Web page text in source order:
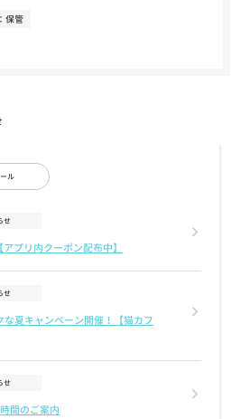
保管
ル
せ
プリ内クーポン配布中】
せ
な夏キャンペーン開催！【猫カフ
せ
間のご案内